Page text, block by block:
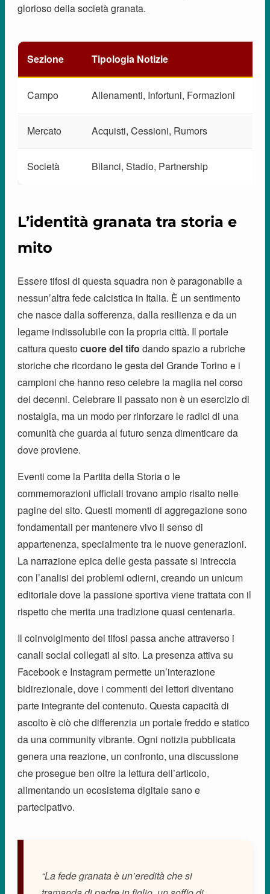
glorioso della società granata.
Sezione Tipologia Notizie
Campo Allenamenti, Infortuni, Formazioni
Mercato Acquisti, Cessioni, Rumors
Società Bilanci, Stadio, Partnership
L’identità granata tra storia e
mito
Essere tifosi di questa squadra non è paragonabile a
nessun’altra fede calcistica in Italia. È un sentimento
che nasce dalla sofferenza, dalla resilienza e da un
legame indissolubile con la propria città. Il portale
cattura questocuore del tifo dando spazio a rubriche
storiche che ricordano le gesta del Grande Torino e i
campioni che hanno reso celebre la maglia nel corso
dei decenni. Celebrare il passato non è un esercizio di
nostalgia, ma un modo per rinforzare le radici di una
comunità che guarda al futuro senza dimenticare da
dove proviene.
Eventi come la Partita della Storia o le
commemorazioni ufficiali trovano ampio risalto nelle
pagine del sito. Questi momenti di aggregazione sono
fondamentali per mantenere vivo il senso di
appartenenza, specialmente tra le nuove generazioni.
La narrazione epica delle gesta passate si intreccia
con l’analisi dei problemi odierni, creando un unicum
editoriale dove la passione sportiva viene trattata con il
rispetto che merita una tradizione quasi centenaria.
Il coinvolgimento dei tifosi passa anche attraverso i
canali social collegati al sito. La presenza attiva su
Facebook e Instagram permette un’interazione
bidirezionale, dove i commenti dei lettori diventano
parte integrante del contenuto. Questa capacità di
ascolto è ciò che differenzia un portale freddo e statico
da una community vibrante. Ogni notizia pubblicata
genera una reazione, un confronto, una discussione
che prosegue ben oltre la lettura dell’articolo,
alimentando un ecosistema digitale sano e
partecipativo.
“La fede granata è un’eredità che si